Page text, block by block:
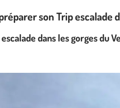
son Trip escalade
dans les gorges du